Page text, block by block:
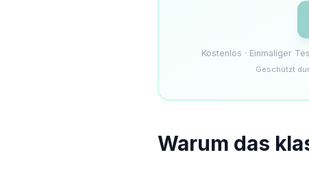
Kostenlos · Einmaliger
Geschützt
Warum das